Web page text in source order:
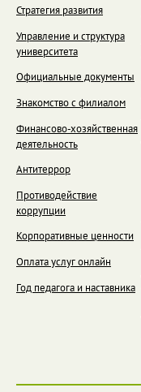
Стратегия развития
Управление и структура
университета
Официальные документы
Знакомство с филиалом
Финансово-хозяйственная
деятельность
Антитеррор
Противодействие
коррупции
Корпоративные ценности
Оплата услуг онлайн
Год педагога и наставника